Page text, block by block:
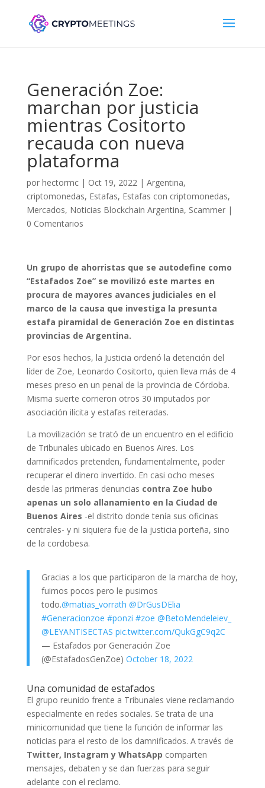
Generación Zoe:
marchan por justicia
mientras Cositorto
recauda con nueva
plataforma
por hectormc| Oct 19, 2022| Argentina,
criptomonedas, Estafas, Estafas con criptomonedas,
Mercados, Noticias Blockchain Argentina, Scammer|
0 Comentarios
Un grupo de ahorristas que se autodefine como
“Estafados Zoe” se movilizó este martes en
procura de mayores avances judiciales en el
marco de la causa que investiga la presunta
estafa piramidal de Generación Zoe en distintas
provincias de Argentina.
Por esos hechos, la Justicia ordenó la detención del
líder de Zoe, Leonardo Cositorto, quien lleva más de 4
meses preso en un penal de la provincia de Córdoba.
Misma suerte corrieron otros 30 imputados por
asociación ilícita y estafas reiteradas.
La movilización se trató de un encuentro en el edificio
de Tribunales ubicado en Buenos Aires. Los
damnificados pretenden, fundamentalmente, poder
recuperar el dinero invertido. En casi ocho meses
desde las primeras denuncias contra Zoe hubo
apenas un solo allanamiento en la Ciudad de
Buenos Aires -el distrito donde tenía sus oficinas
centrales- y ni siquiera fue de la justicia porteña, sino
de la cordobesa.
Gracias a los que participaron de la marcha de hoy,
fuimos pocos pero le pusimos
todo.@matias_vorrath @DrGusDElia
#Generacionzoe #ponzi #zoe @BetoMendeleiev_
@LEYANTISECTAS pic.twitter.com/QukGgC9q2C
— Estafados por Generación Zoe
(@EstafadosGenZoe) October 18, 2022
Una comunidad de estafados
El grupo reunido frente a Tribunales viene reclamando
especialmente en redes sociales. Se trata de una
minicomunidad que tiene la función de informar las
noticias para el resto de los damnificados. A través de
Twitter, Instagram y WhatsApp comparten
mensajes, debaten y se dan fuerzas para seguir
adelante con el reclamo.